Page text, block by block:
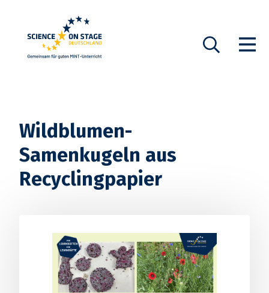
Suche
Show
Wildblumen-
Samenkugeln aus
Recyclingpapier